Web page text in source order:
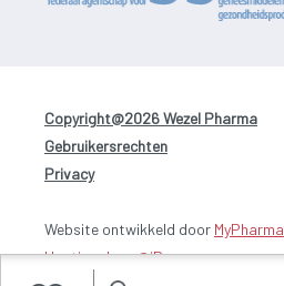
Copyright@2026 Wezel Pharma
Gebruikersrechten
Privacy
Website ontwikkeld door MyPharma
Hosting door @iPower